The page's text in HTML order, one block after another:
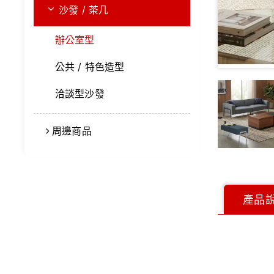
沙發 / 茶几
辦公室型
公共 / 特色造型
洽談型沙發
周邊商品
產品